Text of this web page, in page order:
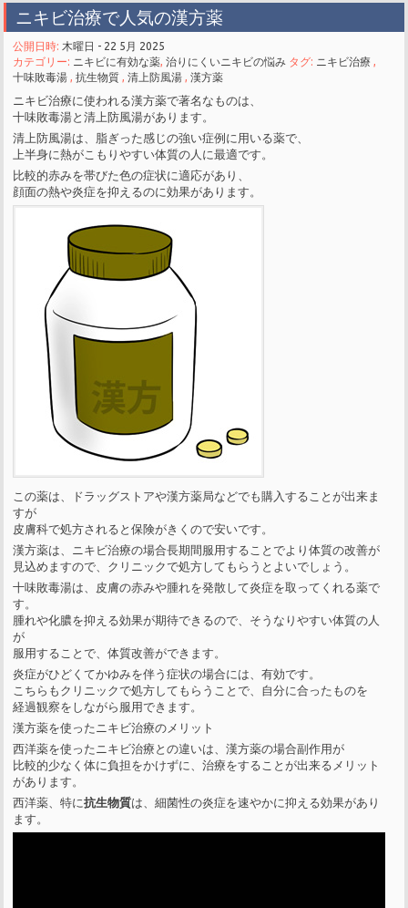
ニキビ治療で人気の漢方薬
公開日時: 木曜日 - 22 5月 2025
カテゴリー: ニキビに有効な薬,治りにくいニキビの悩み タグ: ニキビ治療 ,
十味敗毒湯 ,抗生物質 ,清上防風湯 ,漢方薬
ニキビ治療に使われる漢方薬で著名なものは、
十味敗毒湯と清上防風湯があります。
清上防風湯は、脂ぎった感じの強い症例に用いる薬で、
上半身に熱がこもりやすい体質の人に最適です。
比較的赤みを帯びた色の症状に適応があり、
顔面の熱や炎症を抑えるのに効果があります。
この薬は、ドラッグストアや漢方薬局などでも購入することが出来ま
すが
皮膚科で処方されると保険がきくので安いです。
漢方薬は、ニキビ治療の場合長期間服用することでより体質の改善が
見込めますので、クリニックで処方してもらうとよいでしょう。
十味敗毒湯は、皮膚の赤みや腫れを発散して炎症を取ってくれる薬で
す。
腫れや化膿を抑える効果が期待できるので、そうなりやすい体質の人
が
服用することで、体質改善ができます。
炎症がひどくてかゆみを伴う症状の場合には、有効です。
こちらもクリニックで処方してもらうことで、自分に合ったものを
経過観察をしながら服用できます。
漢方薬を使ったニキビ治療のメリット
西洋薬を使ったニキビ治療との違いは、漢方薬の場合副作用が
比較的少なく体に負担をかけずに、治療をすることが出来るメリット
があります。
西洋薬、特に抗生物質は、細菌性の炎症を速やかに抑える効果があり
ます。